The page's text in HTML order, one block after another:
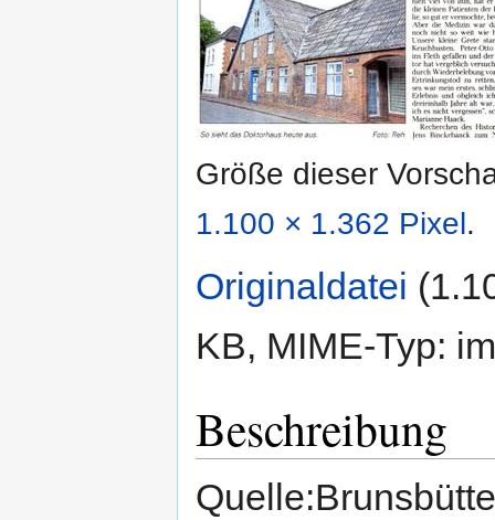
Größe dieser
1.100 × 1.362 Pixel.
Originaldatei
KB, MIME-Typ:
Beschreibung